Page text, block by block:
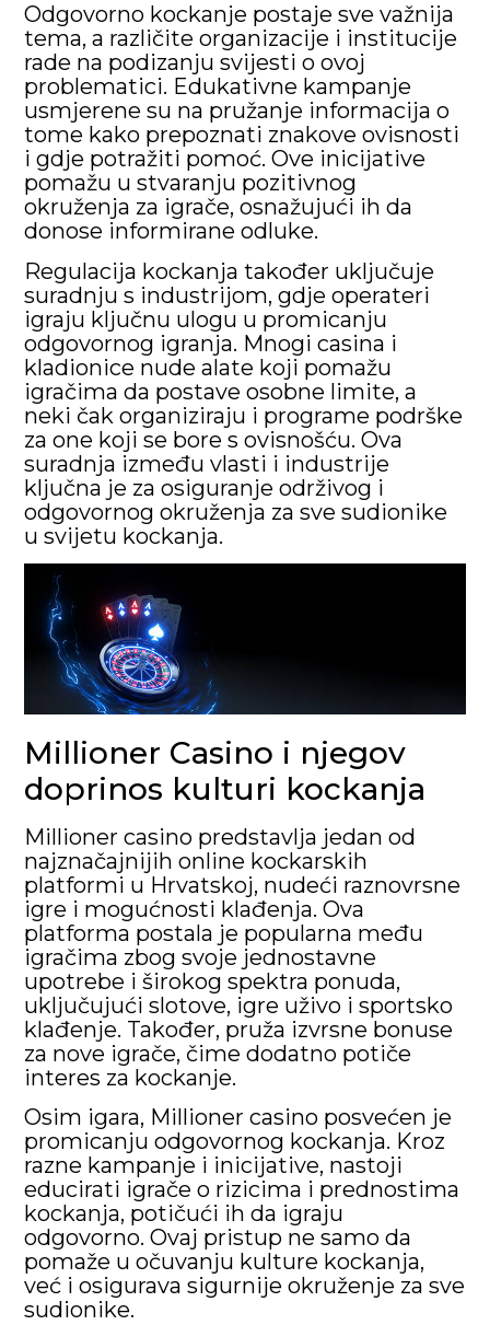
Odgovorno kockanje postaje sve važnija
tema, a različite organizacije i institucije
rade na podizanju svijesti o ovoj
problematici. Edukativne kampanje
usmjerene su na pružanje informacija o
tome kako prepoznati znakove ovisnosti
i gdje potražiti pomoć. Ove inicijative
pomažu u stvaranju pozitivnog
okruženja za igrače, osnažujući ih da
donose informirane odluke.
Regulacija kockanja također uključuje
suradnju s industrijom, gdje operateri
igraju ključnu ulogu u promicanju
odgovornog igranja. Mnogi casina i
kladionice nude alate koji pomažu
igračima da postave osobne limite, a
neki čak organiziraju i programe podrške
za one koji se bore s ovisnošću. Ova
suradnja između vlasti i industrije
ključna je za osiguranje održivog i
odgovornog okruženja za sve sudionike
u svijetu kockanja.
Millioner Casino i njegov
doprinos kulturi kockanja
Millioner casino predstavlja jedan od
najznačajnijih online kockarskih
platformi u Hrvatskoj, nudeći raznovrsne
igre i mogućnosti klađenja. Ova
platforma postala je popularna među
igračima zbog svoje jednostavne
upotrebe i širokog spektra ponuda,
uključujući slotove, igre uživo i sportsko
klađenje. Također, pruža izvrsne bonuse
za nove igrače, čime dodatno potiče
interes za kockanje.
Osim igara, Millioner casino posvećen je
promicanju odgovornog kockanja. Kroz
razne kampanje i inicijative, nastoji
educirati igrače o rizicima i prednostima
kockanja, potičući ih da igraju
odgovorno. Ovaj pristup ne samo da
pomaže u očuvanju kulture kockanja,
već i osigurava sigurnije okruženje za sve
sudionike.